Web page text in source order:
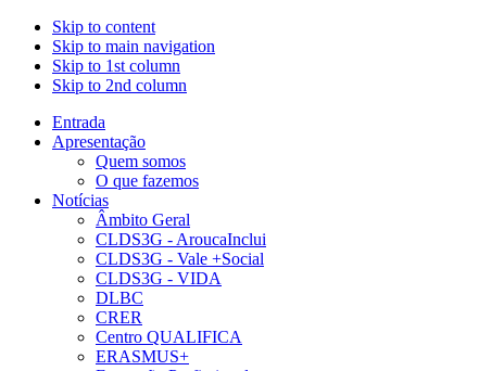
Skip to content
Skip to main navigation
Skip to 1st column
Skip to 2nd column
Entrada
Apresentação
Quem somos
O que fazemos
Notícias
Âmbito Geral
CLDS3G - AroucaInclui
CLDS3G - Vale +Social
CLDS3G - VIDA
DLBC
CRER
Centro QUALIFICA
ERASMUS+